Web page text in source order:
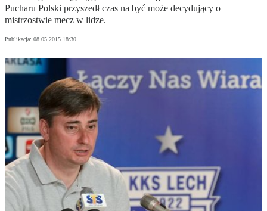
Pucharu Polski przyszedł czas na być może decydujący o
mistrzostwie mecz w lidze.
Publikacja: 08.05.2015 18:30